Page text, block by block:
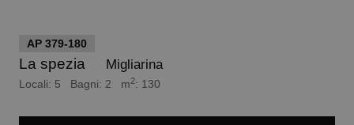
AP 379-180
La spezia Migliarina
Locali: 5 Bagni: 2 m2: 130